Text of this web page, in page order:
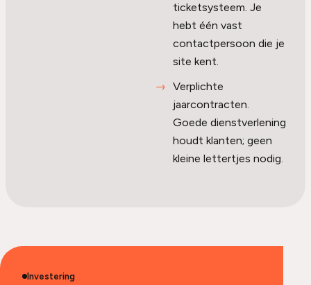
ticketsysteem. Je
hebt één vast
contactpersoon die je
site kent.
Verplichte
jaarcontracten.
Goede dienstverlening
houdt klanten; geen
kleine lettertjes nodig.
Investering